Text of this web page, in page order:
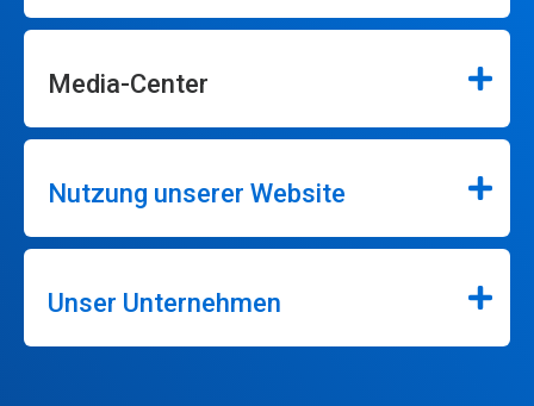
Media-Center
Nutzung unserer Website
Unser Unternehmen